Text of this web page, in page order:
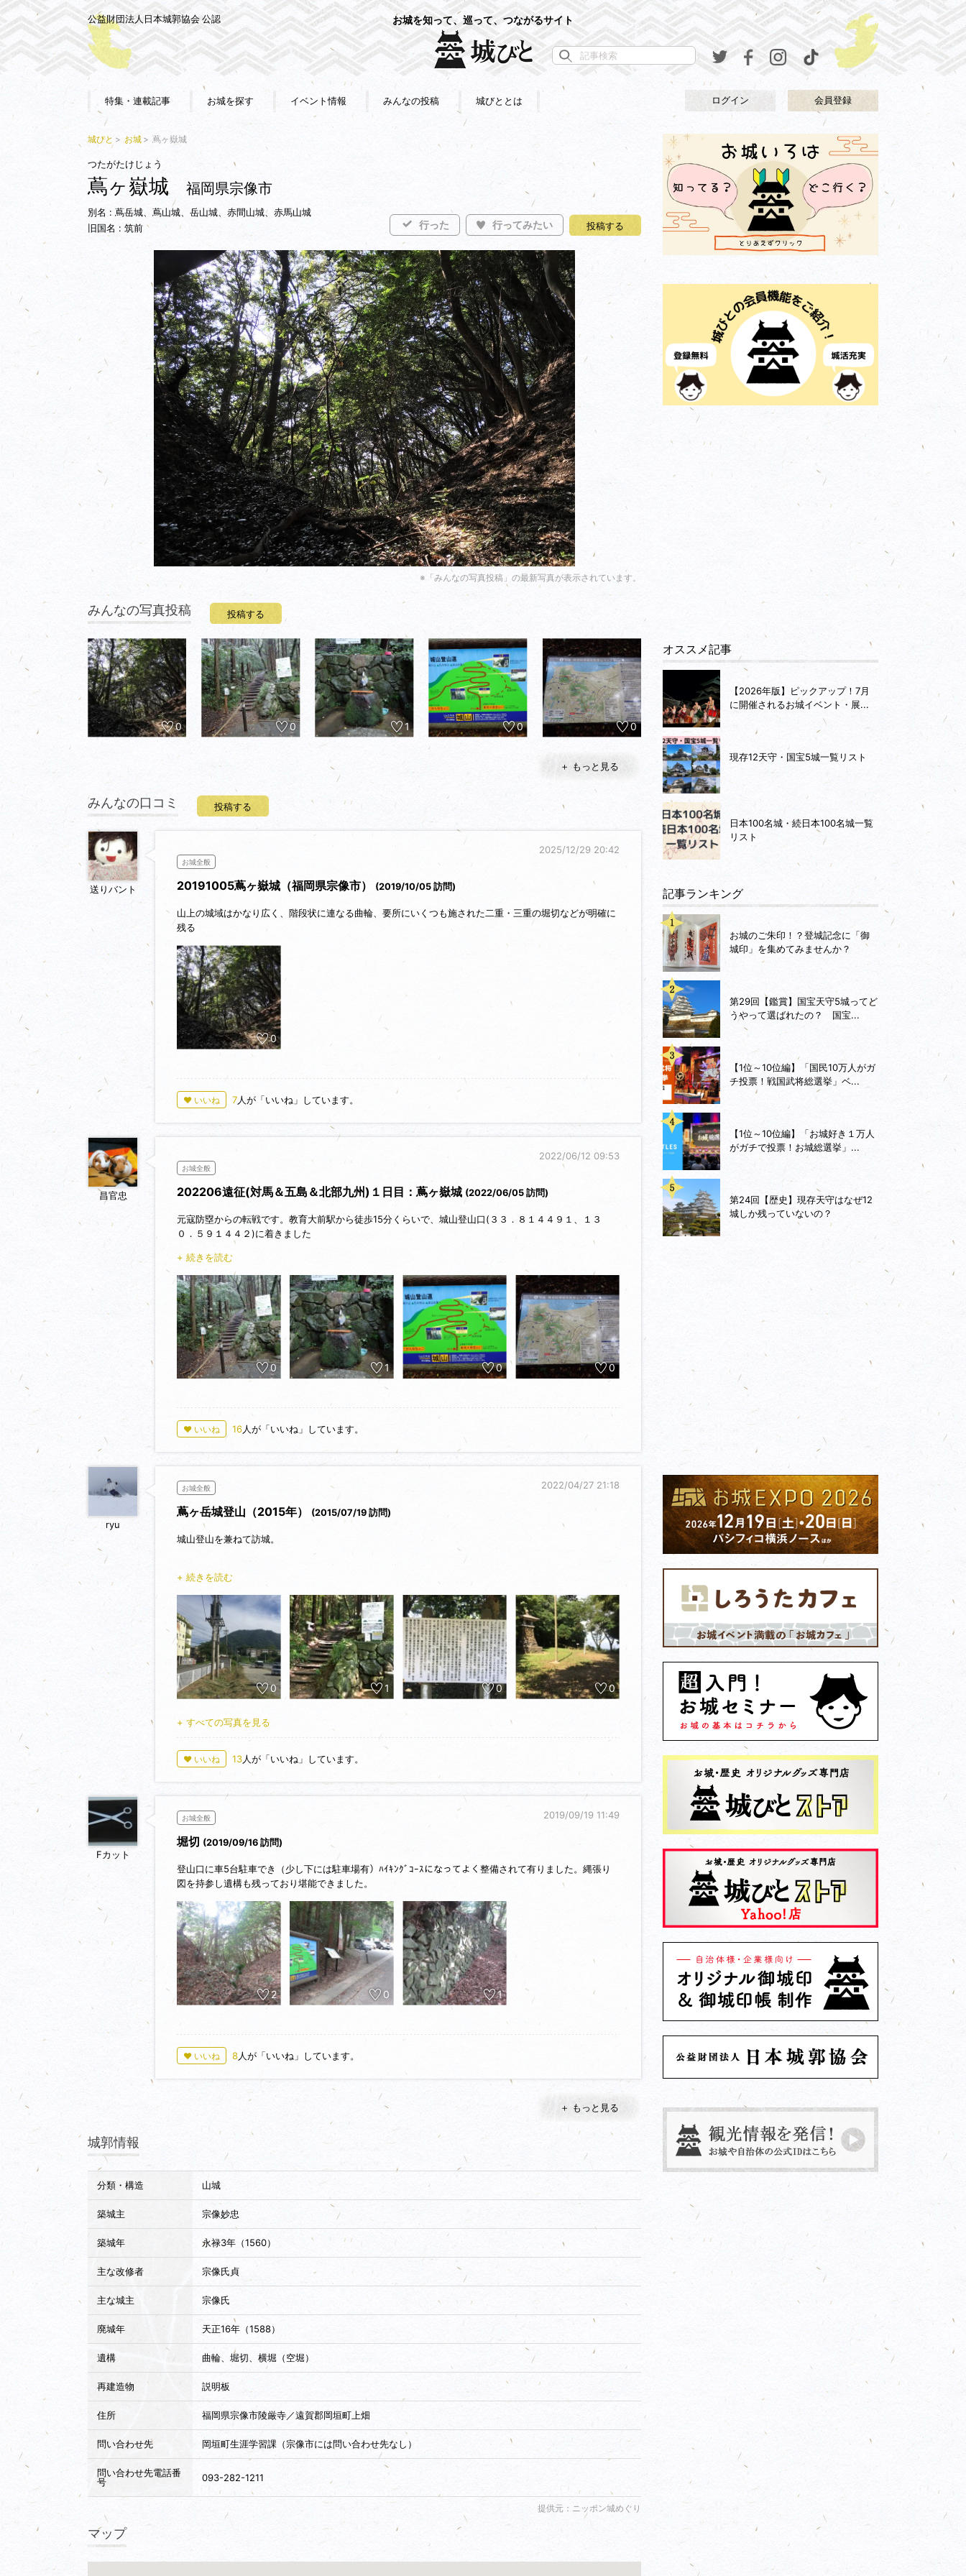
公益財団法人日本城郭協会 公認 お城を知って、巡って、つながるサイト
特集・連載記事 お城を探す イベント情報 みんなの投稿 城びととは ログイン 会員登録
城びと お城 蔦ヶ嶽城
つたがたけじょう
蔦ヶ嶽城 福岡県宗像市
別名 : 蔦岳城、蔦山城、岳山城、赤間山城、赤馬山城
旧国名 : 筑前
行った 行ってみたい 投稿する
※「みんなの写真投稿」の最新写真が表示されています。
みんなの写真投稿 投稿する
0 0 1 0 0
＋ もっと見る
みんなの口コミ 投稿する
送りバント
2025/12/29 20:42
お城全般
20191005蔦ヶ嶽城（福岡県宗像市） (2019/10/05 訪問)
山上の城域はかなり広く、階段状に連なる曲輪、要所にいくつも施された二重・三重の堀切などが明確に
残る
0
♥ いいね 7人が「いいね」しています。
昌官忠
2022/06/12 09:53
お城全般
202206遠征(対馬＆五島＆北部九州)１日目：蔦ヶ嶽城 (2022/06/05 訪問)
元寇防塁からの転戦です。教育大前駅から徒歩15分くらいで、城山登山口(３３．８１４４９１、１３
０．５９１４４２)に着きました
蔦ヶ嶽城の別名は赤間山城、蔦岳城、蔦山城と云います。
築城年代は定かではないようですが、1200年(正治2年)には宗知宗が赤間山城に住んだとされています。
1336年(建武3年・延元元年)宗像氏俊は九州落ちした足利尊氏を宗像館に招き、赤間山城を修築して蔦山
城としました。
1551年(天文20年)大内義長の支援を受けて白山城を拠点とした宗像氏貞は、1559年(永禄2年)宗像鎮氏の
侵攻を受けて大島へ逃れました。
1560年(永禄3年)毛利元就の支援を受けた氏貞は鎮氏の拠点である許斐岳城を攻略して旧領を回復し、蔦
山城を大改修して現在の規模にし岳山城としました。
1569年(永禄12年)大友氏と争っていた毛利氏が周防に侵入した大内輝弘の為に筑前から撤退すると、氏貞
毛利勢を追撃した大友の軍勢は岳山城の麓を取り囲み岳山城を攻めたが落とすことができず、大友氏は城
の明け渡しなどを条件として和議を結ぼうとしたが氏貞はこれをのまず、若宮・西郷の地を割譲すること
で和議が整った。
登山道はハイキングコースになっていますが、大雨の為、登城することを諦め、登城口で引き返しまし
攻城時間は１０分くらいでした。次の攻城先＝御飯ノ山城を目指す為、電車で教育大前駅から香椎駅に向
かいます。
+ 続きを読む
0 1 0 0
♥ いいね 16人が「いいね」しています。
ryu
2022/04/27 21:18
お城全般
蔦ヶ岳城登山（2015年） (2015/07/19 訪問)
城山登山を兼ねて訪城。
11世紀代の第6代・宗像大宮司宗像妙忠の築城と伝わり、戦国末期に宗像氏貞が大改修、岳山の城と名付
けられ戦国大名宗像氏の居城となったが、1588年（天正16年）に九州征伐の帰途に立ち寄った豊臣秀吉の
命により廃城となった。
JR教育大前駅で下車。駅前の大通りを少し福岡側に歩くと城山登山口の看板があり、ここを右折して福岡
教育大学の裏手にある登山口に向かう。
登山口は既に車がいっぱいで、早朝登山をした人たちが次々と下山してくる。
ここから距離1000ｍをひと登りする。山頂からの展望を楽しみ、山頂周辺で、堀切跡や竪堀などを探訪。
下りは、三郎丸登山口へ下る。尾降神社にお詣りして、赤間駅まで歩く。
+ 続きを読む
0 1 0 0
+ すべての写真を見る
♥ いいね 13人が「いいね」しています。
Fカット
2019/09/19 11:49
お城全般
堀切 (2019/09/16 訪問)
登山口に車5台駐車でき（少し下には駐車場有）ﾊｲｷﾝｸﾞｺｰｽになってよく整備されて有りました。縄張り
図を持参し遺構も残っており堪能できました。
2 0 1
♥ いいね 8人が「いいね」しています。
＋ もっと見る
城郭情報
分類・構造 山城
築城主 宗像妙忠
築城年 永禄3年（1560）
主な改修者 宗像氏貞
主な城主 宗像氏
廃城年 天正16年（1588）
遺構 曲輪、堀切、横堀（空堀）
再建造物 説明板
住所 福岡県宗像市陵厳寺／遠賀郡岡垣町上畑
問い合わせ先 岡垣町生涯学習課（宗像市には問い合わせ先なし）
問い合わせ先電話番
号
093-282-1211
提供元：ニッポン城めぐり
マップ
オススメ記事
【2026年版】ピックアップ！7月
に開催されるお城イベント・展...
現存12天守・国宝5城一覧リスト
日本100名城・続日本100名城一覧
リスト
記事ランキング
お城のご朱印！？登城記念に「御
城印」を集めてみませんか？
第29回【鑑賞】国宝天守5城ってど
うやって選ばれたの？ 国宝...
【1位～10位編】「国民10万人がガ
チ投票！戦国武将総選挙」ベ...
【1位～10位編】「お城好き１万人
がガチで投票！お城総選挙」...
第24回【歴史】現存天守はなぜ12
城しか残っていないの？